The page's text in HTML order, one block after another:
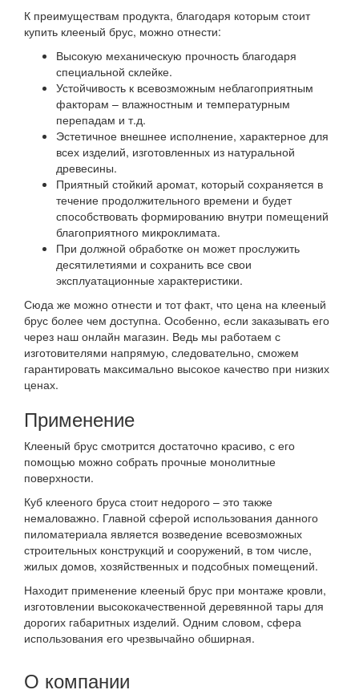
К преимуществам продукта, благодаря которым стоит
купить клееный брус, можно отнести:
Высокую механическую прочность благодаря
специальной склейке.
Устойчивость к всевозможным неблагоприятным
факторам – влажностным и температурным
перепадам и т.д.
Эстетичное внешнее исполнение, характерное для
всех изделий, изготовленных из натуральной
древесины.
Приятный стойкий аромат, который сохраняется в
течение продолжительного времени и будет
способствовать формированию внутри помещений
благоприятного микроклимата.
При должной обработке он может прослужить
десятилетиями и сохранить все свои
эксплуатационные характеристики.
Сюда же можно отнести и тот факт, что цена на клееный
брус более чем доступна. Особенно, если заказывать его
через наш онлайн магазин. Ведь мы работаем с
изготовителями напрямую, следовательно, сможем
гарантировать максимально высокое качество при низких
ценах.
Применение
Клееный брус смотрится достаточно красиво, с его
помощью можно собрать прочные монолитные
поверхности.
Куб клееного бруса стоит недорого – это также
немаловажно. Главной сферой использования данного
пиломатериала является возведение всевозможных
строительных конструкций и сооружений, в том числе,
жилых домов, хозяйственных и подсобных помещений.
Находит применение клееный брус при монтаже кровли,
изготовлении высококачественной деревянной тары для
дорогих габаритных изделий. Одним словом, сфера
использования его чрезвычайно обширная.
О компании